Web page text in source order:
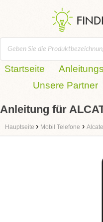
Startseite
Unsere Partner
Anleitung für
Hauptseite › Mobil Telefone › Alcatel